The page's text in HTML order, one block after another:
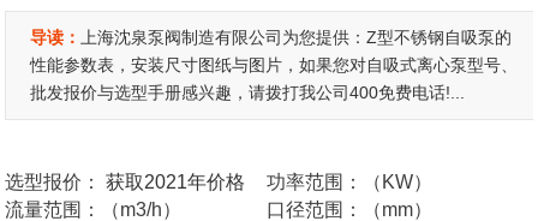
导读：
上海沈泉泵阀制造有限公司为您提供：Z型不锈钢自吸泵的
性能参数表，安装尺寸图纸与图片，如果您对自吸式离心泵型号、
批发报价与选型手册感兴趣，请拨打我公司400免费电话!...
选型报价：
获取2021年价格
流量范围：（m3/h）
功率范围：（KW）
口径范围：（mm）